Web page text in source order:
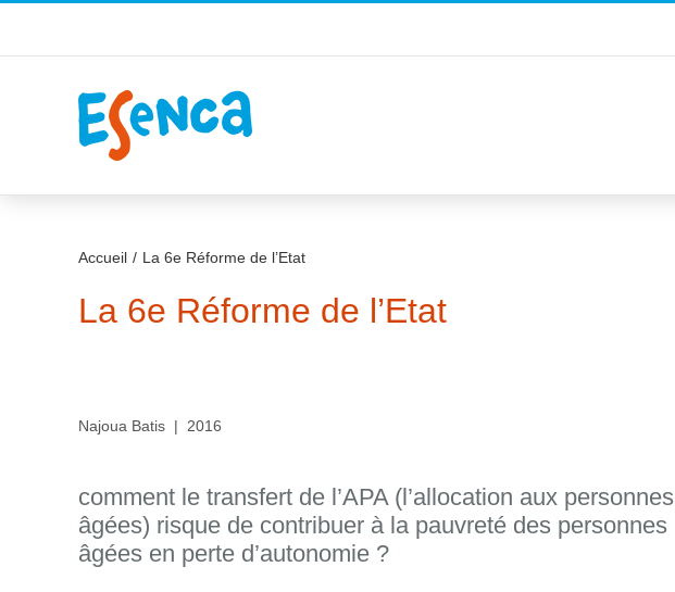
La 6e Réforme de l’Etat
Accueil La 6e Réforme de l’Etat
Najoua Batis | 2016
comment le transfert de l’APA (l’allocation aux personnes
âgées) risque de contribuer à la pauvreté des personnes
âgées en perte d’autonomie ?